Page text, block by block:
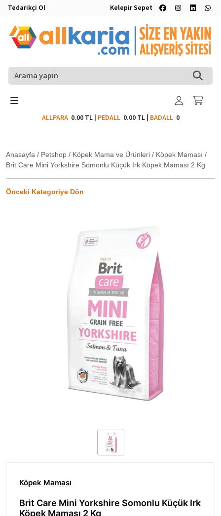
Tedarikçi Ol Kelepir Sepet
ALLPARA 0.00 TL| PEDALL 0.00 TL| BADALL0
Anasayfa / Petshop / Köpek Mama ve Ürünleri / Köpek Maması /
Brit Care Mini Yorkshire Somonlu Küçük Irk Köpek Maması 2 Kg
Önceki Kategoriye Dön
Köpek Maması
Brit Care Mini Yorkshire Somonlu Küçük Irk
Köpek Maması 2 Kg